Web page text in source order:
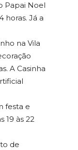
Papai Noel
horas. Já a
na Vila
A Casinha
festa e
19 às 22
de